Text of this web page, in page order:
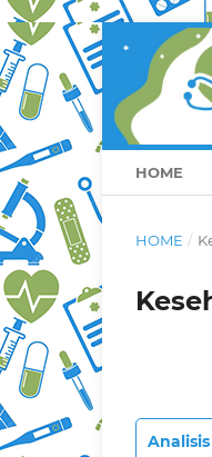
HOME
HOME /